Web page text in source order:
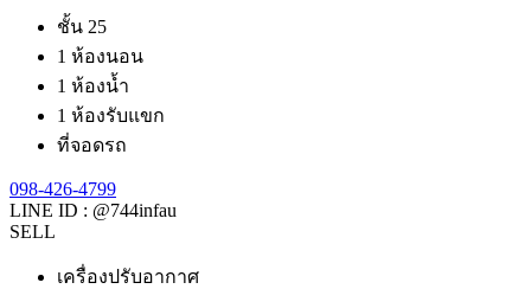
ชั้น 25
1 ห้องนอน
1 ห้องน้ำ
1 ห้องรับแขก
ที่จอดรถ
098-426-4799​
LINE ID : @744infau
SELL
เครื่องปรับอากาศ